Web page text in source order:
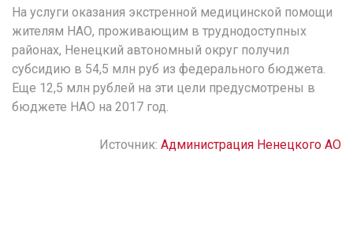
На услуги оказания экстренной медицинской помощи
жителям НАО, проживающим в труднодоступных
районах, Ненецкий автономный округ получил
субсидию в 54,5 млн руб из федерального бюджета.
Еще 12,5 млн рублей на эти цели предусмотрены в
бюджете НАО на 2017 год.
Источник: Администрация Ненецкого АО